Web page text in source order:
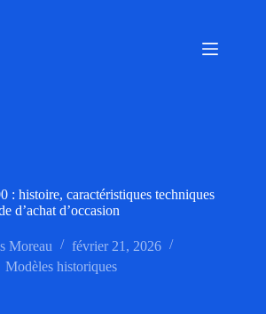
: histoire, caractéristiques techniques
d’achat d’occasion
Moreau
février 21, 2026
Modèles historiques